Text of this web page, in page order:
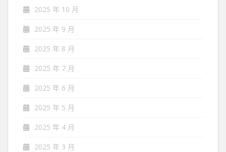
2025 年 10 月
2025 年 9 月
2025 年 8 月
2025 年 7 月
2025 年 6 月
2025 年 5 月
2025 年 4 月
2025 年 3 月